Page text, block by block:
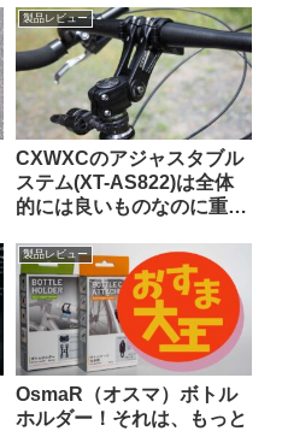
い】
製品レビュー
CXWXCのアジャスタブル
ステム(XT-AS822)は全体
的には良いものなのに重大
も惜しい
製品レビュー
OsmaR（オスマ）ボトル
ホルダー！それは、もっと